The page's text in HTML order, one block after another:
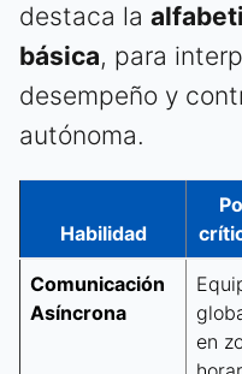
destaca la
básica, para
desempeño y
autónoma.
Habilidad
Comunicación
Asíncrona
en